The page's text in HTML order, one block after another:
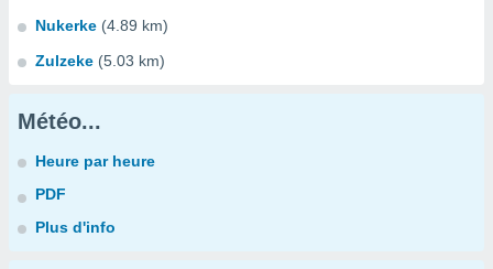
Nukerke (4.89 km)
Zulzeke (5.03 km)
Météo...
Heure par heure
PDF
Plus d'info